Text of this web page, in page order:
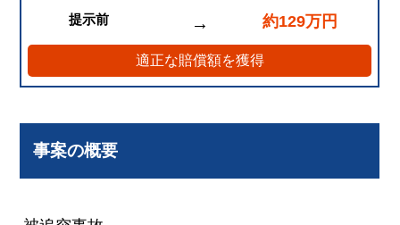
提示前 → 約129万円
適正な賠償額を獲得
事案の概要